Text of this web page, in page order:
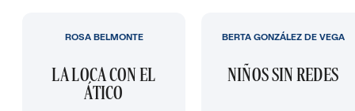
LA LOCA CON EL
ÁTICO
ROSA BELMONTE
NIÑOS SIN REDES
BERTA GONZÁLEZ DE VEGA